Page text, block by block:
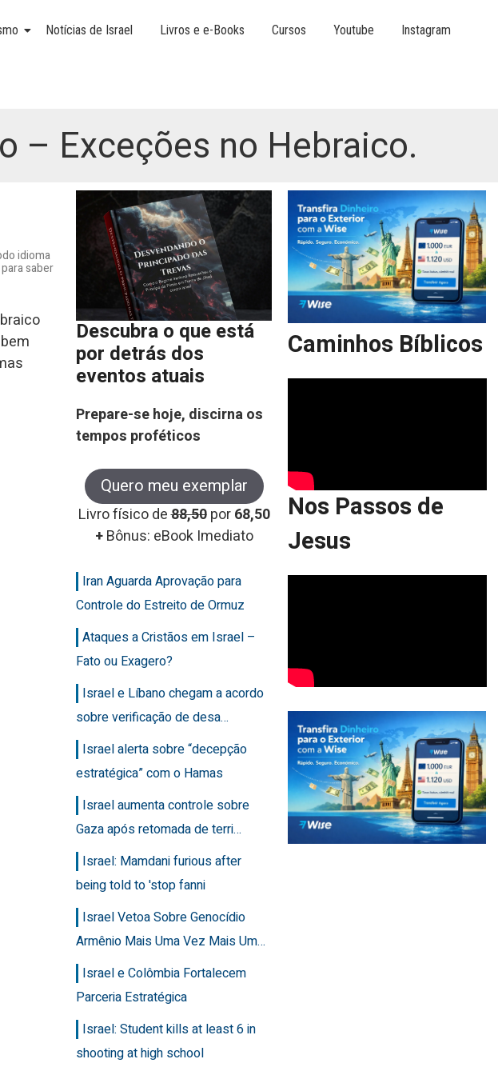
Notícias de Israel Livros e e-Books Cursos Youtube Instagram
– Exceções no Hebraico.
idioma
saber
Descubra o que está
por detrás dos
eventos atuais
Prepare-se hoje, discirna os
tempos proféticos
Quero meu exemplar
Livro físico de88,50 por68,50
+Bônus: eBook Imediato
Iran Aguarda Aprovação para
Controle do Estreito de Ormuz
Ataques a Cristãos em Israel –
Fato ou Exagero?
Israel e Líbano chegam a acordo
sobre verificação de desa…
Israel alerta sobre “decepção
estratégica” com o Hamas
Israel aumenta controle sobre
Gaza após retomada de terri…
Israel: Mamdani furious after
being told to 'stop fanni
Israel Vetoa Sobre Genocídio
Armênio Mais Uma Vez Mais Um…
Israel e Colômbia Fortalecem
Parceria Estratégica
Israel: Student kills at least 6 in
shooting at high school
Caminhos Bíblicos
Nos Passos de
Jesus